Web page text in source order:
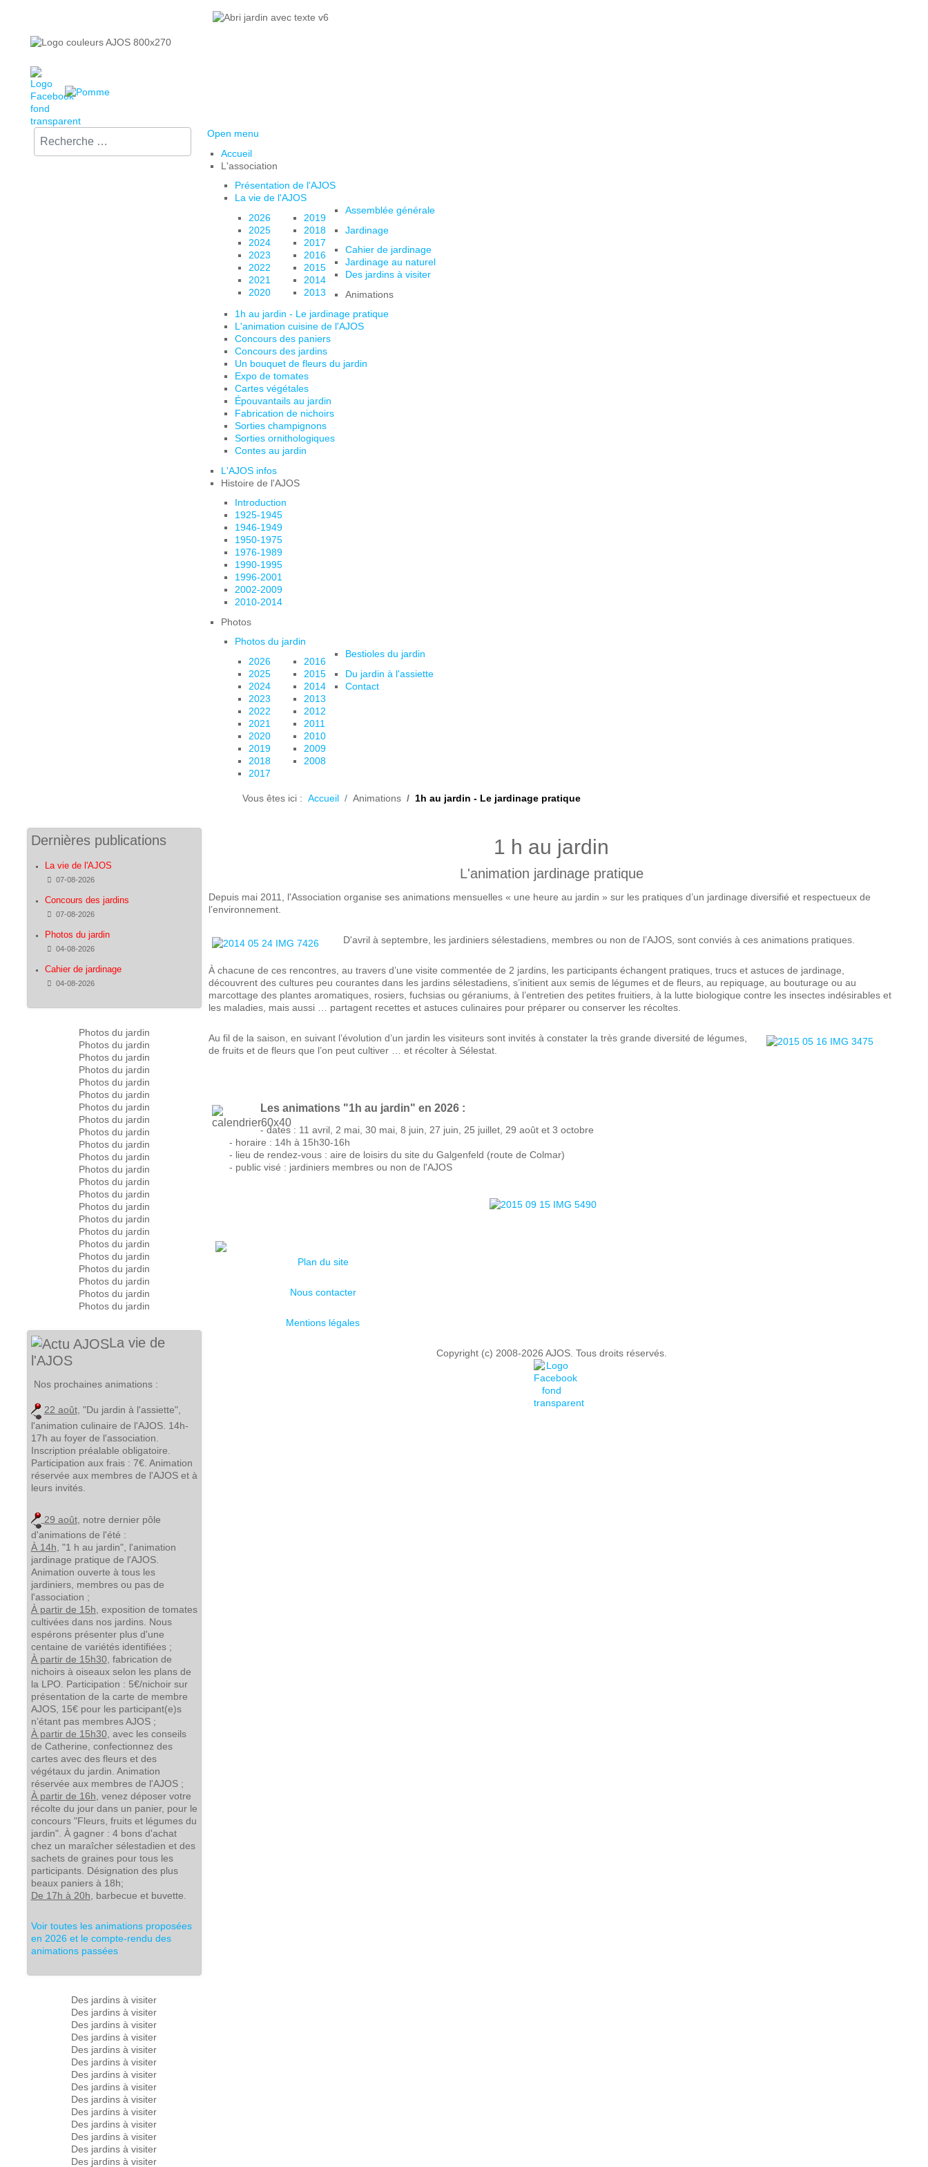
Rechercher sur le site :
Open menu
Accueil
L'association
Présentation de l'AJOS
La vie de l'AJOS
2026
2025
2024
2023
2022
2021
2020
2019
2018
2017
2016
2015
2014
2013
Assemblée générale
Jardinage
Cahier de jardinage
Jardinage au naturel
Des jardins à visiter
Animations
1h au jardin - Le jardinage pratique
L'animation cuisine de l'AJOS
Concours des paniers
Concours des jardins
Un bouquet de fleurs du jardin
Expo de tomates
Cartes végétales
Épouvantails au jardin
Fabrication de nichoirs
Sorties champignons
Sorties ornithologiques
Contes au jardin
L'AJOS infos
Histoire de l'AJOS
Introduction
1925-1945
1946-1949
1950-1975
1976-1989
1990-1995
1996-2001
2002-2009
2010-2014
Photos
Photos du jardin
2026
2025
2024
2023
2022
2021
2020
2019
2018
2017
2016
2015
2014
2013
2012
2011
2010
2009
2008
Bestioles du jardin
Du jardin à l'assiette
Contact
Vous êtes ici : Accueil Animations 1h au jardin - Le jardinage pratique
Dernières publications
La vie de l'AJOS
Détails
07-08-2026
Concours des jardins
Détails
07-08-2026
Photos du jardin
Détails
04-08-2026
Cahier de jardinage
Détails
04-08-2026
Photos du jardin
Photos du jardin
Photos du jardin
Photos du jardin
Photos du jardin
Photos du jardin
Photos du jardin
Photos du jardin
Photos du jardin
Photos du jardin
Photos du jardin
Photos du jardin
Photos du jardin
Photos du jardin
Photos du jardin
Photos du jardin
Photos du jardin
Photos du jardin
Photos du jardin
Photos du jardin
Photos du jardin
Photos du jardin
Photos du jardin
La vie de
l'AJOS
Nos prochaines animations :
22 août, "Du jardin à l'assiette",
l'animation culinaire de l'AJOS. 14h-
17h au foyer de l'association.
Inscription préalable obligatoire.
Participation aux frais : 7€. Animation
réservée aux membres de l'AJOS et à
leurs invités.
29 août, notre dernier pôle
d'animations de l'été :
À 14h , "1 h au jardin", l'animation
jardinage pratique de l'AJOS.
Animation ouverte à tous les
jardiniers, membres ou pas de
l'association ;
À partir de 15h , exposition de tomates
cultivées dans nos jardins. Nous
espérons présenter plus d'une
centaine de variétés identifiées ;
À partir de 15h30, fabrication de
nichoirs à oiseaux selon les plans de
la LPO. Participation : 5€/nichoir sur
présentation de la carte de membre
AJOS, 15€ pour les participant(e)s
n’étant pas membres AJOS ;
À partir de 15h30, avec les conseils
de Catherine, confectionnez des
cartes avec des fleurs et des
végétaux du jardin. Animation
réservée aux membres de l'AJOS ;
À partir de 16h , venez déposer votre
récolte du jour dans un panier, pour le
concours "Fleurs, fruits et légumes du
jardin". À gagner : 4 bons d'achat
chez un maraîcher sélestadien et des
sachets de graines pour tous les
participants. Désignation des plus
beaux paniers à 18h;
De 17h à 20h , barbecue et buvette.
Voir toutes les animations proposées
en 2026 et le compte-rendu des
animations passées
Des jardins à visiter
Des jardins à visiter
Des jardins à visiter
Des jardins à visiter
Des jardins à visiter
Des jardins à visiter
Des jardins à visiter
Des jardins à visiter
Des jardins à visiter
Des jardins à visiter
Des jardins à visiter
Des jardins à visiter
Des jardins à visiter
Des jardins à visiter
1 h au jardin
L'animation jardinage pratique
Depuis mai 2011, l'Association organise ses animations mensuelles « une heure au jardin » sur les pratiques d’un jardinage diversifié et respectueux de
l’environnement.
D'avril à septembre, les jardiniers sélestadiens, membres ou non de l’AJOS, sont conviés à ces animations pratiques.
À chacune de ces rencontres, au travers d’une visite commentée de 2 jardins, les participants échangent pratiques, trucs et astuces de jardinage,
découvrent des cultures peu courantes dans les jardins sélestadiens, s’initient aux semis de légumes et de fleurs, au repiquage, au bouturage ou au
marcottage des plantes aromatiques, rosiers, fuchsias ou géraniums, à l’entretien des petites fruitiers, à la lutte biologique contre les insectes indésirables et
les maladies, mais aussi … partagent recettes et astuces culinaires pour préparer ou conserver les récoltes.
Au fil de la saison, en suivant l’évolution d’un jardin les visiteurs sont invités à constater la très grande diversité de légumes,
de fruits et de fleurs que l’on peut cultiver … et récolter à Sélestat.
Les animations "1h au jardin" en 2026 :
- dates : 11 avril, 2 mai, 30 mai, 8 juin, 27 juin, 25 juillet, 29 août et 3 octobre
- horaire : 14h à 15h30-16h
- lieu de rendez-vous : aire de loisirs du site du Galgenfeld (route de Colmar)
- public visé : jardiniers membres ou non de l'AJOS
Plan du site
Nous contacter
Mentions légales
Copyright (c) 2008-2026 AJOS. Tous droits réservés.